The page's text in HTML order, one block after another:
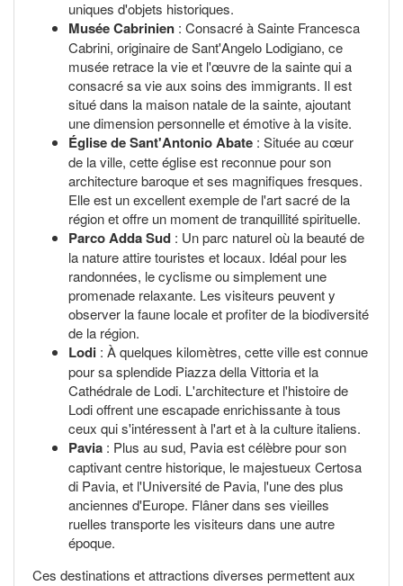
uniques d'objets historiques.
Musée Cabrinien : Consacré à Sainte Francesca
Cabrini, originaire de Sant'Angelo Lodigiano, ce
musée retrace la vie et l'œuvre de la sainte qui a
consacré sa vie aux soins des immigrants. Il est
situé dans la maison natale de la sainte, ajoutant
une dimension personnelle et émotive à la visite.
Église de Sant'Antonio Abate : Située au cœur
de la ville, cette église est reconnue pour son
architecture baroque et ses magnifiques fresques.
Elle est un excellent exemple de l'art sacré de la
région et offre un moment de tranquillité spirituelle.
Parco Adda Sud : Un parc naturel où la beauté de
la nature attire touristes et locaux. Idéal pour les
randonnées, le cyclisme ou simplement une
promenade relaxante. Les visiteurs peuvent y
observer la faune locale et profiter de la biodiversité
de la région.
Lodi : À quelques kilomètres, cette ville est connue
pour sa splendide Piazza della Vittoria et la
Cathédrale de Lodi. L'architecture et l'histoire de
Lodi offrent une escapade enrichissante à tous
ceux qui s'intéressent à l'art et à la culture italiens.
Pavia : Plus au sud, Pavia est célèbre pour son
captivant centre historique, le majestueux Certosa
di Pavia, et l'Université de Pavia, l'une des plus
anciennes d'Europe. Flâner dans ses vieilles
ruelles transporte les visiteurs dans une autre
époque.
Ces destinations et attractions diverses permettent aux